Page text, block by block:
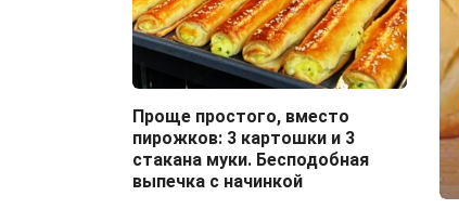
Проще простого, вместо
пирожков: 3 картошки и 3
стакана муки. Бесподобная
выпечка с начинкой